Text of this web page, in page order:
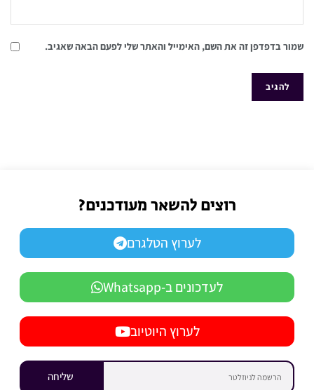
שמור בדפדפן זה את השם, האימייל והאתר שלי לפעם הבאה שאגיב.
רוצים להשאר מעודכנים?
לערוץ הטלגרם
לעדכונים ב-Whatsapp
לערוץ היוטיוב
שליחה